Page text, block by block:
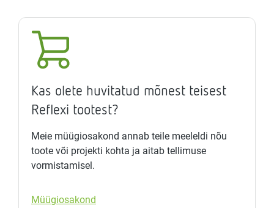
Kas olete huvitatud mõnest teisest
Reflexi tootest?
Meie müügiosakond annab teile meeleldi nõu
toote või projekti kohta ja aitab tellimuse
vormistamisel.
Müügiosakond